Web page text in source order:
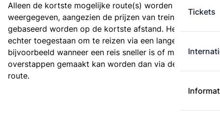
Tickets
Alleen de kortste mogelijke route(s) worden
weergegeven, aangezien de prijzen van treintickets
gebaseerd worden op de kortste afstand. Het is
echter toegestaan om te reizen via een langere route,
bijvoorbeeld wanneer een reis sneller is of met minder
overstappen gemaakt kan worden dan via de kortste
route.